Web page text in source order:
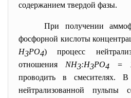
содержанием твердой фазы.
При получении
фосфорной кислоты
Н3РО4) процесс
отношения NH3:Н3РО4=
проводить в смесителях.
нейтрализованной пульпы